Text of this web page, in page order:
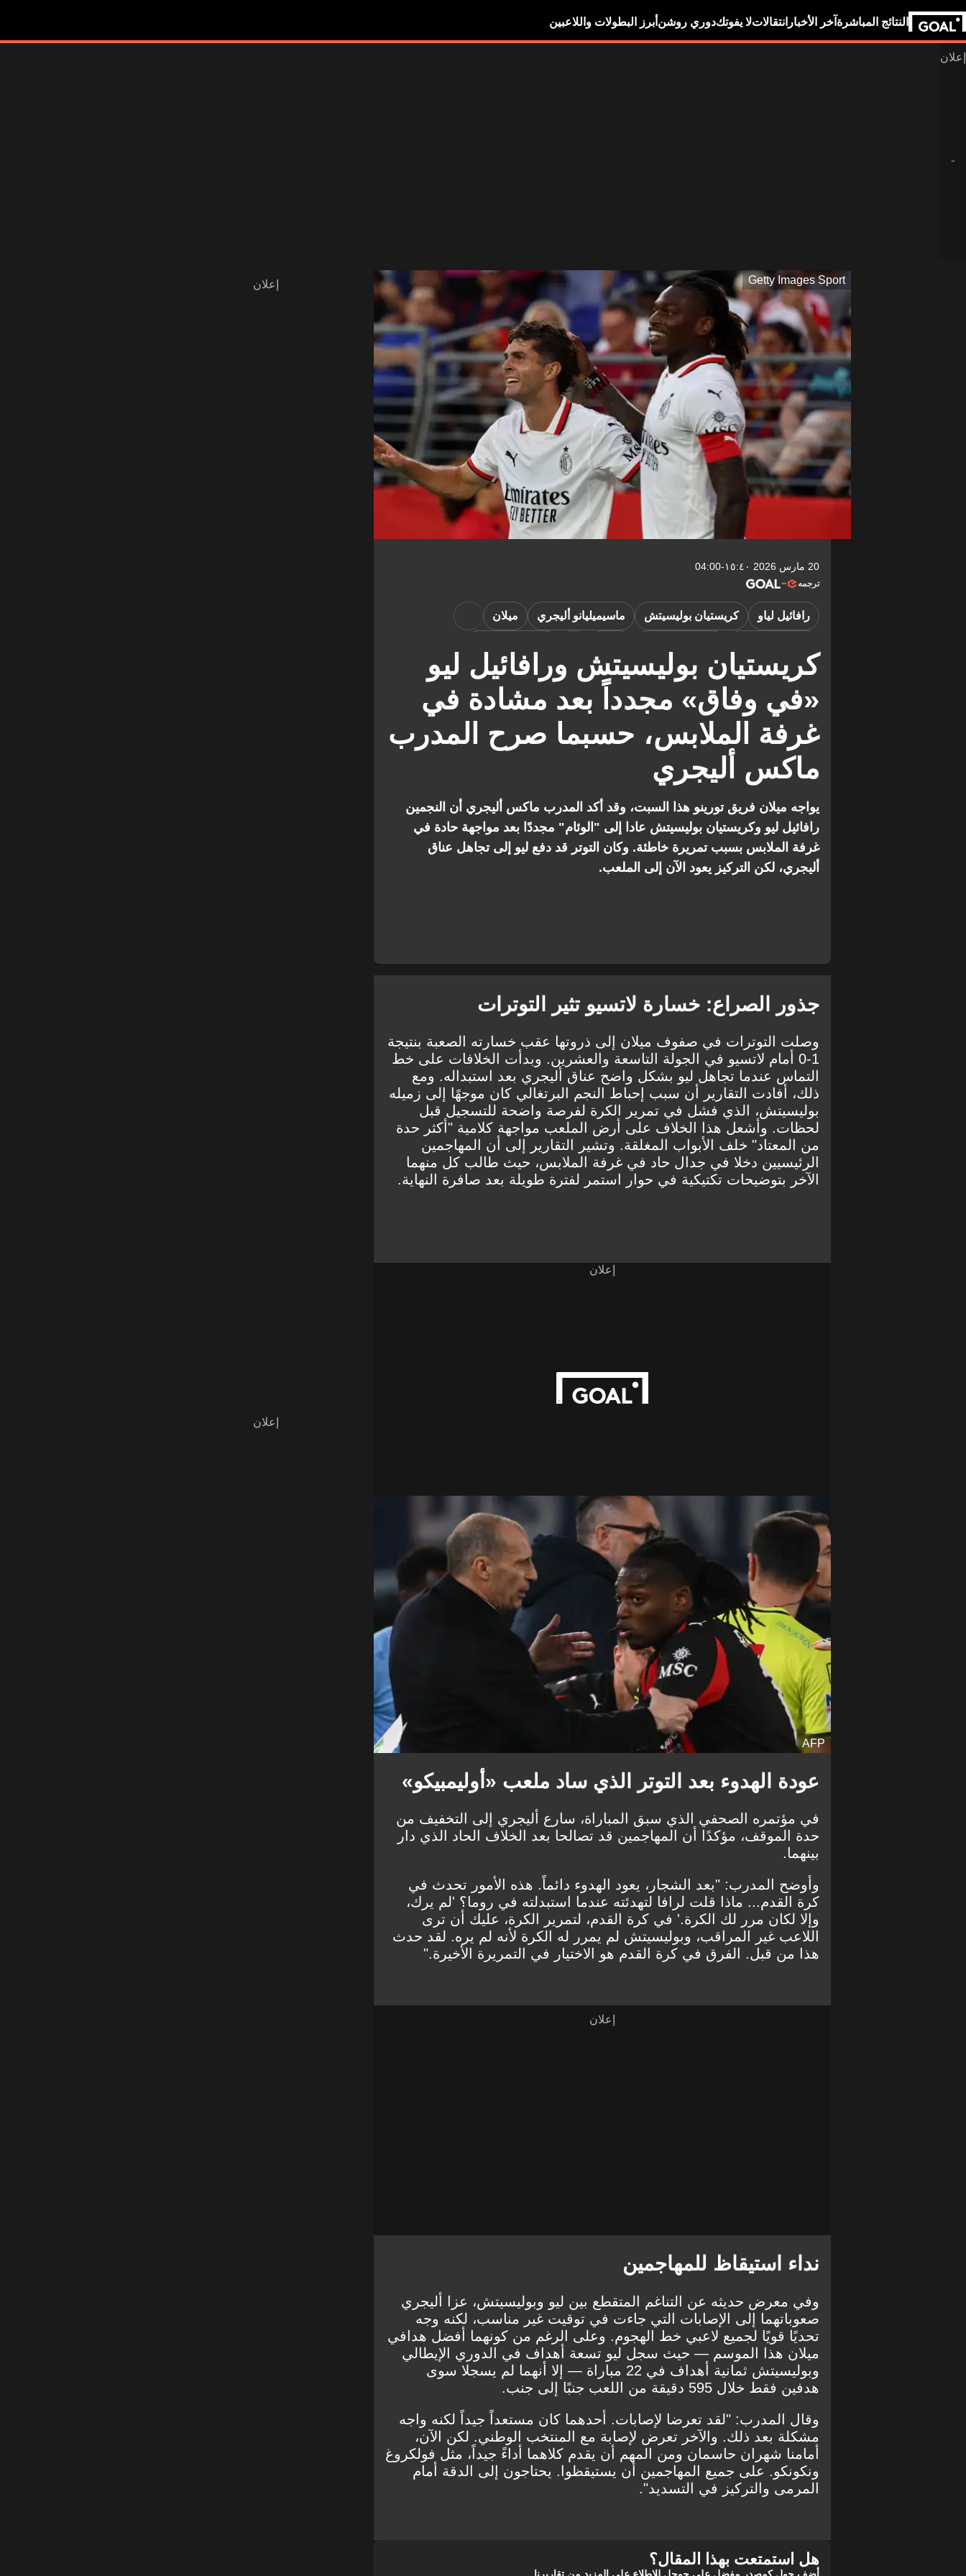
النتائج المباشرة آخر الأخبار انتقالاتلا يفوتكدوري روشن أبرز البطولات واللاعبين
Getty Images Sport
20 مارس 2026 ١٥:٤٠-04:00
ترجمه
كريستيان بوليسيتش ورافائيل ليو
«في وفاق» مجدداً بعد مشادة في
غرفة الملابس، حسبما صرح المدرب
ماكس أليجري
رافائيل لياو كريستيان بوليسيتش ماسيميليانو أليجري ميلان
يواجه ميلان فريق تورينو هذا السبت، وقد أكد المدرب ماكس أليجري أن النجمين
رافائيل ليو وكريستيان بوليسيتش عادا إلى "الوئام" مجددًا بعد مواجهة حادة في
غرفة الملابس بسبب تمريرة خاطئة. وكان التوتر قد دفع ليو إلى تجاهل عناق
أليجري، لكن التركيز يعود الآن إلى الملعب.
جذور الصراع: خسارة لاتسيو تثير التوترات
وصلت التوترات في صفوف ميلان إلى ذروتها عقب خسارته الصعبة بنتيجة
1-0 أمام لاتسيو في الجولة التاسعة والعشرين. وبدأت الخلافات على خط
التماس عندما تجاهل ليو بشكل واضح عناق أليجري بعد استبداله. ومع
ذلك، أفادت التقارير أن سبب إحباط النجم البرتغالي كان موجهًا إلى زميله
بوليسيتش، الذي فشل في تمرير الكرة لفرصة واضحة للتسجيل قبل
لحظات. وأشعل هذا الخلاف على أرض الملعب مواجهة كلامية "أكثر حدة
من المعتاد" خلف الأبواب المغلقة. وتشير التقارير إلى أن المهاجمين
الرئيسيين دخلا في جدال حاد في غرفة الملابس، حيث طالب كل منهما
الآخر بتوضيحات تكتيكية في حوار استمر لفترة طويلة بعد صافرة النهاية.
إعلان
AFP
عودة الهدوء بعد التوتر الذي ساد ملعب «أوليمبيكو»
في مؤتمره الصحفي الذي سبق المباراة، سارع أليجري إلى التخفيف من
حدة الموقف، مؤكدًا أن المهاجمين قد تصالحا بعد الخلاف الحاد الذي دار
بينهما.
وأوضح المدرب: "بعد الشجار، يعود الهدوء دائماً. هذه الأمور تحدث في
كرة القدم... ماذا قلت لرافا لتهدئته عندما استبدلته في روما؟ 'لم يرك،
وإلا لكان مرر لك الكرة.' في كرة القدم، لتمرير الكرة، عليك أن ترى
اللاعب غير المراقب، وبوليسيتش لم يمرر له الكرة لأنه لم يره. لقد حدث
هذا من قبل. الفرق في كرة القدم هو الاختيار في التمريرة الأخيرة."
نداء استيقاظ للمهاجمين
وفي معرض حديثه عن التناغم المتقطع بين ليو وبوليسيتش، عزا أليجري
صعوباتهما إلى الإصابات التي جاءت في توقيت غير مناسب، لكنه وجه
تحديًا قويًا لجميع لاعبي خط الهجوم. وعلى الرغم من كونهما أفضل هدافي
ميلان هذا الموسم — حيث سجل ليو تسعة أهداف في الدوري الإيطالي
وبوليسيتش ثمانية أهداف في 22 مباراة — إلا أنهما لم يسجلا سوى
هدفين فقط خلال 595 دقيقة من اللعب جنبًا إلى جنب.
وقال المدرب: "لقد تعرضا لإصابات. أحدهما كان مستعداً جيداً لكنه واجه
مشكلة بعد ذلك. والآخر تعرض لإصابة مع المنتخب الوطني. لكن الآن،
أمامنا شهران حاسمان ومن المهم أن يقدم كلاهما أداءً جيداً، مثل فولكروغ
ونكونكو. على جميع المهاجمين أن يستيقظوا. يحتاجون إلى الدقة أمام
المرمى والتركيز في التسديد".
هل استمتعت بهذا المقال؟
أضف جول كمصدر مفضل على جوجل للاطلاع على المزيد من تقاريرنا